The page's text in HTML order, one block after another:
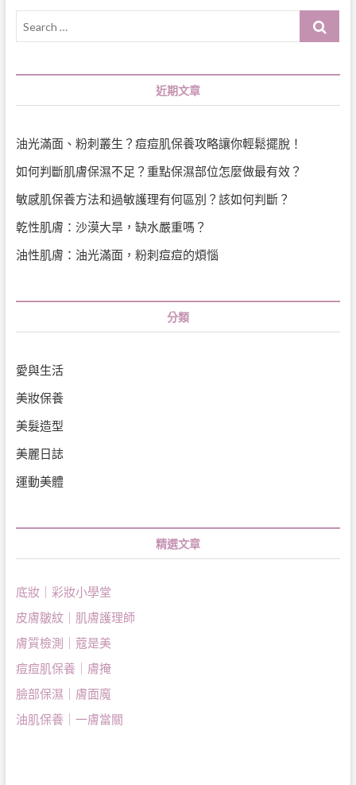
Search
近期文章
油光滿面、粉刺叢生？痘痘肌保養攻略讓你輕鬆擺脫！
如何判斷肌膚保濕不足？重點保濕部位怎麼做最有效？
敏感肌保養方法和過敏護理有何區別？該如何判斷？
乾性肌膚：沙漠大旱，缺水嚴重嗎？
油性肌膚：油光滿面，粉刺痘痘的煩惱
分類
愛與生活
美妝保養
美髮造型
美麗日誌
運動美體
精選文章
底妝｜彩妝小學堂
皮膚皺紋｜肌膚護理師
膚質檢測｜蔻是美
痘痘肌保養｜膚掩
臉部保濕｜膚面魔
油肌保養｜一膚當關